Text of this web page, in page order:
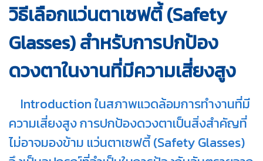
วิธีเลือกแว่นตาเซฟตี้ (Safety
Glasses) สำหรับการปกป้อง
ดวงตาในงานที่มีความเสี่ยงสูง
Introduction ในสภาพแวดล้อมการทำงานที่มี
ความเสี่ยงสูง การปกป้องดวงตาเป็นสิ่งสำคัญที่
ไม่อาจมองข้าม แว่นตาเซฟตี้ (Safety Glasses)